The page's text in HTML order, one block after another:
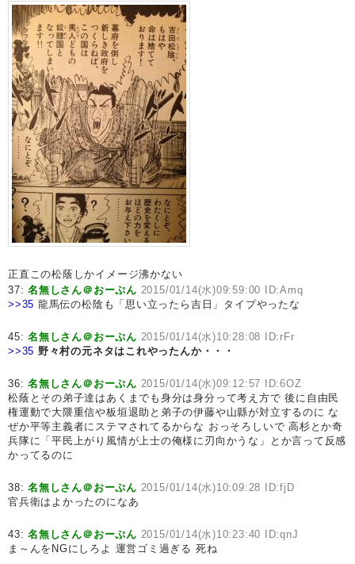
正直この松蔭しかイメージ沸かない
37:名無しさん＠おーぷん 2015/01/14(水)09:59:00 ID:Amq
>>35 龍馬伝の松陰も「思い立ったら吉日」タイプやったな
45:名無しさん＠おーぷん 2015/01/14(水)10:28:08 ID:rFr
>>35 野々村の元ネタはこれやったんか・・・
36:名無しさん＠おーぷん 2015/01/14(水)09:12:57 ID:6OZ
松蔭とその弟子達はあくまでも身分は身分って考え方で 後に自由民
権運動で大隈重信や板垣退助と弟子の伊藤や山縣が対立するのに な
ぜか平等主義者にステマされてるからな おっそろしいで 高杉とか奇
兵隊に「平民上がり風情が上士の俺様に刃向かうな」とか言って反感
かってるのに
38:名無しさん＠おーぷん 2015/01/14(水)10:09:28 ID:fjD
官兵衛はよかったのになあ
43:名無しさん＠おーぷん 2015/01/14(水)10:23:40 ID:qnJ
ま～んをNGにしろよ 運営ゴミ過ぎる 死ね